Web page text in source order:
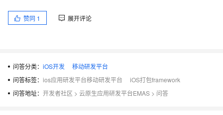
赞同 1 展开评论
问答分类： iOS开发
移动研发平台
问答标签： ios应用研发平台移动研发平台
iOS打包framework
问答地址： 开发者社区 > 云原生应用研发平台EMAS > 问答